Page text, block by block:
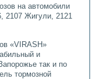
на автомобили
2107 Жигули, 2121
«VIRASH»
и
так и по
тормозной